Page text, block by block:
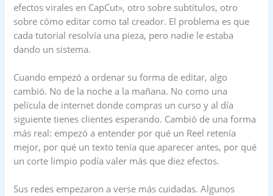
efectos virales en CapCut», otro sobre subtítulos, otro
sobre cómo editar como tal creador. El problema es que
cada tutorial resolvía una pieza, pero nadie le estaba
dando un sistema.
Cuando empezó a ordenar su forma de editar, algo
cambió. No de la noche a la mañana. No como una
película de internet donde compras un curso y al día
siguiente tienes clientes esperando. Cambió de una forma
más real: empezó a entender por qué un Reel retenía
mejor, por qué un texto tenía que aparecer antes, por qué
un corte limpio podía valer más que diez efectos.
Sus redes empezaron a verse más cuidadas. Algunos